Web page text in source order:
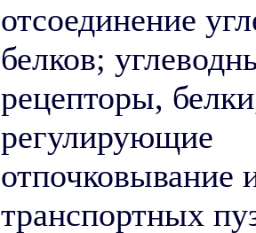
отсоединение
белков;
рецепторы,
регулирующие
отпочковывание
транспортных